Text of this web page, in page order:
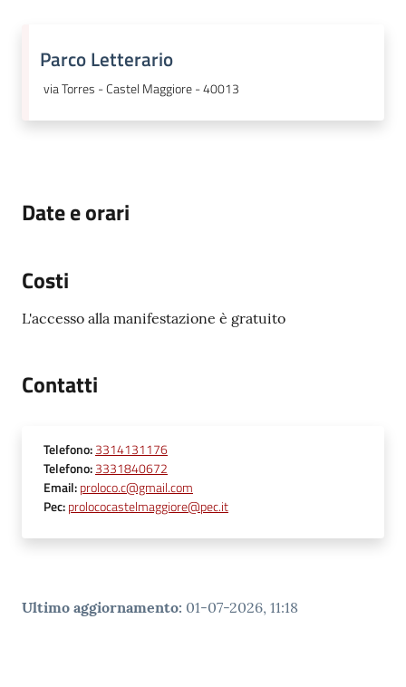
Parco Letterario
via Torres - Castel Maggiore - 40013
Date e orari
Costi
L'accesso alla manifestazione è gratuito
Contatti
Telefono:3314131176
Telefono:3331840672
Email:proloco.c@gmail.com
Pec:prolococastelmaggiore@pec.it
Ultimo aggiornamento: 01-07-2026, 11:18